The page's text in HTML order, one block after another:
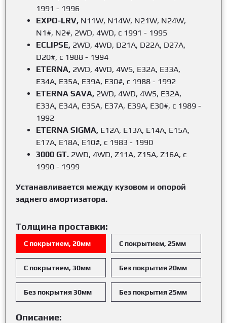
1991 - 1996
EXPO-LRV, N11W, N14W, N21W, N24W,
N1#, N2#, 2WD, 4WD, с 1991 - 1995
ECLIPSE, 2WD, 4WD, D21A, D22A, D27A,
D20#, с 1988 - 1994
ETERNA, 2WD, 4WD, 4WS, E32A, E33A,
E34A, E35A, E39A, E30#, с 1988 - 1992
ETERNA SAVA, 2WD, 4WD, 4WS, E32A,
E33A, E34A, E35A, E37A, E39A, E30#, с 1989 -
1992
ETERNA SIGMA, E12A, E13A, E14A, E15A,
E17A, E18A, E10#, с 1983 - 1990
3000 GT. 2WD, 4WD, Z11A, Z15A, Z16A, с
1990 - 1999
Устанавливается между кузовом и опорой
заднего амортизатора.
Толщина проставки:
С покрытием, 20мм С покрытием, 25мм
С покрытием, 30мм Без покрытия 20мм
Без покрытия 30мм Без покрытия 25мм
Описание: